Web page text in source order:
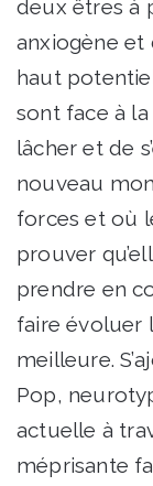
deux êtres à
anxiogène et
haut
sont face à
lâcher et de
nouveau
forces et où
prouver
prendre en
faire évoluer
meilleure.
Pop,
actuelle à
méprisante